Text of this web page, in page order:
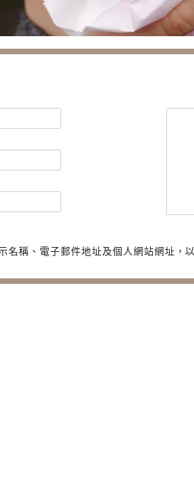
名稱、電子郵件地址及個人網站網址，